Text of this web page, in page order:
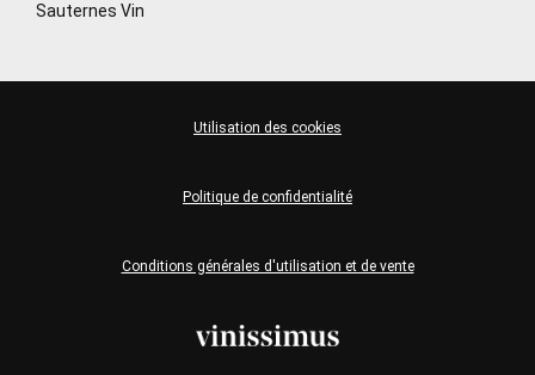
Sauternes Vin
Conditions générales d'utilisation et de vente
Politique de confidentialité
Utilisation des cookies